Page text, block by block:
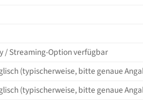
/ Streaming-Option verfügbar
(typischerweise, bitte genaue
(typischerweise, bitte genaue